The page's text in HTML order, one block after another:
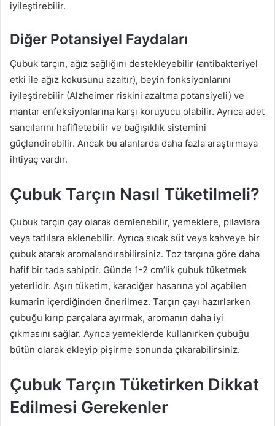
iyileştirebilir.
Diğer Potansiyel Faydaları
Çubuk tarçın, ağız sağlığını destekleyebilir (antibakteriyel
etki ile ağız kokusunu azaltır), beyin fonksiyonlarını
iyileştirebilir (Alzheimer riskini azaltma potansiyeli) ve
mantar enfeksiyonlarına karşı koruyucu olabilir. Ayrıca adet
sancılarını hafifletebilir ve bağışıklık sistemini
güçlendirebilir. Ancak bu alanlarda daha fazla araştırmaya
ihtiyaç vardır.
Çubuk Tarçın Nasıl Tüketilmeli?
Çubuk tarçın çay olarak demlenebilir, yemeklere, pilavlara
veya tatlılara eklenebilir. Ayrıca sıcak süt veya kahveye bir
çubuk atarak aromalandırabilirsiniz. Toz tarçına göre daha
hafif bir tada sahiptir. Günde 1-2 cm’lik çubuk tüketmek
yeterlidir. Aşırı tüketim, karaciğer hasarına yol açabilen
kumarin içerdiğinden önerilmez. Tarçın çayı hazırlarken
çubuğu kırıp parçalara ayırmak, aromanın daha iyi
çıkmasını sağlar. Ayrıca yemeklerde kullanırken çubuğu
bütün olarak ekleyip pişirme sonunda çıkarabilirsiniz.
Çubuk Tarçın Tüketirken Dikkat
Edilmesi Gerekenler